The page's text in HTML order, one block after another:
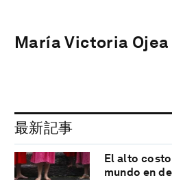
María Victoria Ojea
最新記事
El alto
mundo en